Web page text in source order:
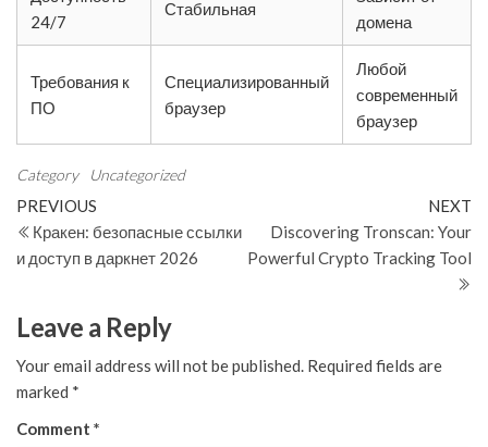
24/7
Стабильная
домена
Требования к
ПО
Специализированный
браузер
Любой
современный
браузер
Category Uncategorized
Post
navigation
Previous
Post
PREVIOUS
Кракен: безопасные ссылки
и доступ в даркнет 2026
NEXT
Discovering Tronscan: Your
Powerful Crypto Tracking Tool
Leave a Reply
Your email address will not be published. Required fields are
marked *
Comment *